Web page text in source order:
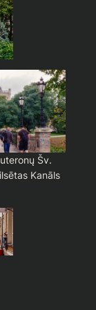
Šv.
Kanāls